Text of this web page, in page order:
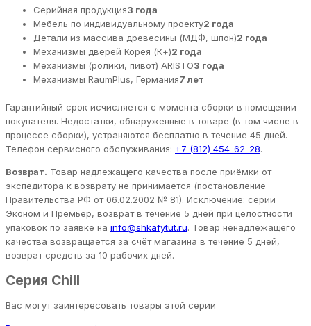
Серийная продукция3 года
Мебель по индивидуальному проекту2 года
Детали из массива древесины (МДФ, шпон)2 года
Механизмы дверей Корея (К+)2 года
Механизмы (ролики, пивот) ARISTO3 года
Механизмы RaumPlus, Германия7 лет
Гарантийный срок исчисляется с момента сборки в помещении
покупателя. Недостатки, обнаруженные в товаре (в том числе в
процессе сборки), устраняются бесплатно в течение 45 дней.
Телефон сервисного обслуживания: +7 (812) 454-62-28.
Возврат. Товар надлежащего качества после приёмки от
экспедитора к возврату не принимается (постановление
Правительства РФ от 06.02.2002 № 81). Исключение: серии
Эконом и Премьер, возврат в течение 5 дней при целостности
упаковок по заявке на info@shkafytut.ru. Товар ненадлежащего
качества возвращается за счёт магазина в течение 5 дней,
возврат средств за 10 рабочих дней.
Серия Chill
Вас могут заинтересовать товары этой серии